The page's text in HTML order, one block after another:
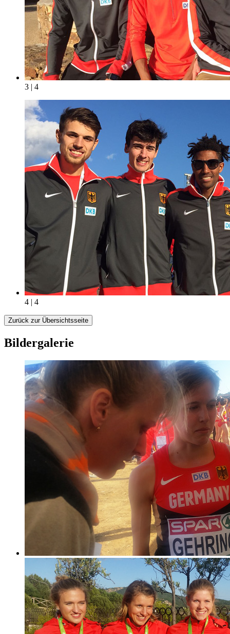
3 | 4
4 | 4
Zurück zur Übersichtsseite
Bildergalerie